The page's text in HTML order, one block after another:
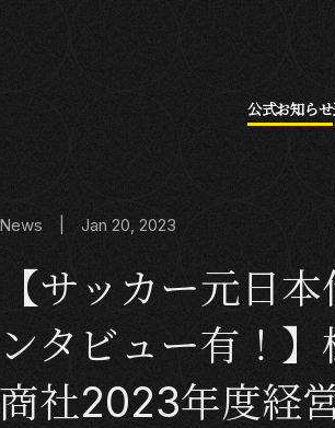
公式お知らせ
News | Jan 20, 2023
【サッカー元日
ンタビュー有！
商社2023年度経